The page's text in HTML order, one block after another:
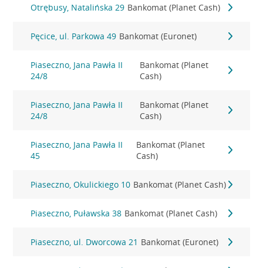
Otrębusy, Natalińska 29 Bankomat (Planet Cash)
Pęcice, ul. Parkowa 49 Bankomat (Euronet)
Piaseczno, Jana Pawła II
24/8
Bankomat (Planet
Cash)
Piaseczno, Jana Pawła II
24/8
Bankomat (Planet
Cash)
Piaseczno, Jana Pawła II
45
Bankomat (Planet
Cash)
Piaseczno, Okulickiego 10 Bankomat (Planet Cash)
Piaseczno, Puławska 38 Bankomat (Planet Cash)
Piaseczno, ul. Dworcowa 21 Bankomat (Euronet)